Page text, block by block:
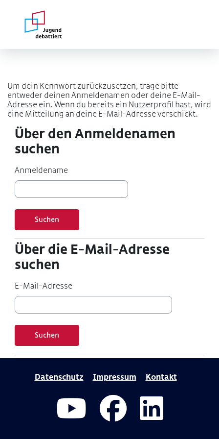
Um dein Kennwort zurückzusetzen, trage bitte
entweder deinen Anmeldenamen oder deine E-Mail-
Adresse ein. Wenn du bereits ein Nutzerprofil hast, wird
eine Mitteilung an deine E-Mail-Adresse verschickt.
Über den Anmeldenamen suchen
Über den Anmeldenamen
suchen
Anmeldename
Über die E-Mail-Adresse suchen
Über die E-Mail-Adresse
suchen
E-Mail-Adresse
Datenschutz Impressum Kontakt